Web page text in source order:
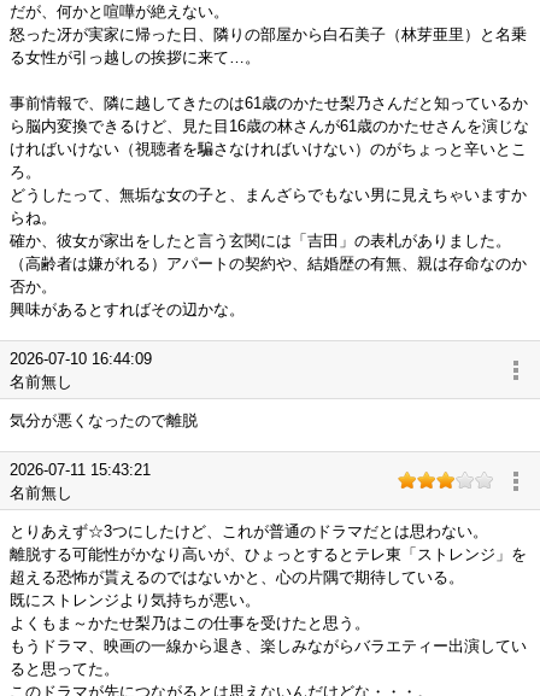
だが、何かと喧嘩が絶えない。
怒った冴が実家に帰った日、隣りの部屋から白石美子（林芽亜里）と名乗
る女性が引っ越しの挨拶に来て…。
事前情報で、隣に越してきたのは61歳のかたせ梨乃さんだと知っているか
ら脳内変換できるけど、見た目16歳の林さんが61歳のかたせさんを演じな
ければいけない（視聴者を騙さなければいけない）のがちょっと辛いとこ
ろ。
どうしたって、無垢な女の子と、まんざらでもない男に見えちゃいますか
らね。
確か、彼女が家出をしたと言う玄関には「吉田」の表札がありました。
（高齢者は嫌がれる）アパートの契約や、結婚歴の有無、親は存命なのか
否か。
興味があるとすればその辺かな。
2026-07-10 16:44:09
名前無し
気分が悪くなったので離脱
2026-07-11 15:43:21
名前無し
とりあえず☆3つにしたけど、これが普通のドラマだとは思わない。
離脱する可能性がかなり高いが、ひょっとするとテレ東「ストレンジ」を
超える恐怖が貰えるのではないかと、心の片隅で期待している。
既にストレンジより気持ちが悪い。
よくもま～かたせ梨乃はこの仕事を受けたと思う。
もうドラマ、映画の一線から退き、楽しみながらバラエティー出演してい
ると思ってた。
このドラマが先につながるとは思えないんだけどな・・・。